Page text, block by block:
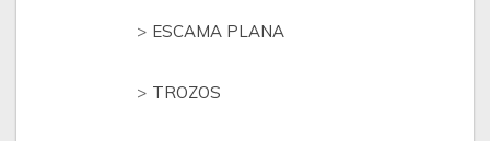
ESCAMA PLANA
TROZOS